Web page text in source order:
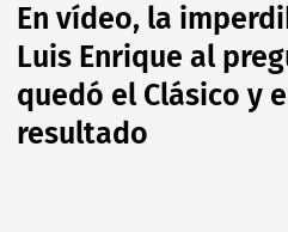
En vídeo, la
Luis Enrique al
quedó el Clásico y
resultado